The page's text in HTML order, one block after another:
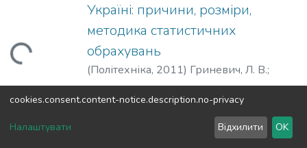
Вантажиться...
Україні: причини, розміри,
методика статистичних
обрахувань
(Політехніка, 2011) Гриневич, Л. В.;
Hrynevych, L.;Гриневич, Л. В.
DSpace software copyright © 2002-2026LYRASIS
Зворотній зв'язок
cookies.consent.content-notice.description.no-privacy
Налаштувати Відхилити OK